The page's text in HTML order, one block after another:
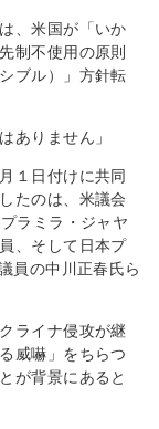
、米国が「いか
制不使用の原則
ブル）」方針転
ありません」
１日付けに共同
たのは、米議会
ラミラ・ジャヤ
、そして日本プ
員の中川正春氏ら
ライナ侵攻が継
威嚇」をちらつ
が背景にあると